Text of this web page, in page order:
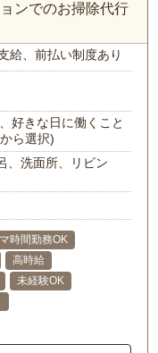
ンでのお掃除代行
給、前払い制度あり
好きな日に働くこと
ら選択)
、洗面所、リビン
時間勤務OK
高時給
未経験OK